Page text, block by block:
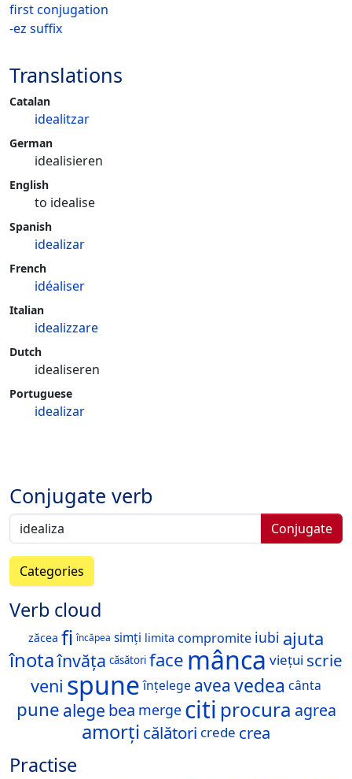
first conjugation
-ez suffix
Translations
Catalan
idealitzar
German
idealisieren
English
to idealise
Spanish
idealizar
French
idéaliser
Italian
idealizzare
Dutch
idealiseren
Portuguese
idealizar
Conjugate verb
Conjugate
Categories
Verb cloud
zăcea fi încăpea simți limita compromite iubi ajuta
înotaînvăța căsători face mânca viețui scrie
veni spune înțelege avea vedea cânta
pune alege bea merge citi procura agrea
amorți călători crede crea
Practise